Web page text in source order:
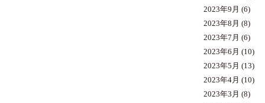
2023年9月 (6)
2023年8月 (8)
2023年7月 (6)
2023年6月 (10)
2023年5月 (13)
2023年4月 (10)
2023年3月 (8)